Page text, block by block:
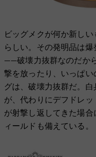
ビッグメクが何か新し
らしい。その発明品は
——破壊力抜群なのだか
撃を放ったり、いっぱ
グは、破壊力抜群だ。
が、代わりにデフドレ
が射撃し返してきた場
ィールドも備えている。